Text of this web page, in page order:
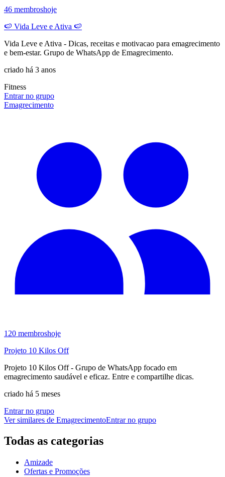
46 membroshoje
🍉 Vida Leve e Ativa 🍉
Vida Leve e Ativa - Dicas, receitas e motivacao para emagrecimento
e bem-estar. Grupo de WhatsApp de Emagrecimento.
criado há 3 anos
Fitness
Entrar no grupo
Emagrecimento
120 membroshoje
Projeto 10 Kilos Off
Projeto 10 Kilos Off - Grupo de WhatsApp focado em
emagrecimento saudável e eficaz. Entre e compartilhe dicas.
criado há 5 meses
Entrar no grupo
Ver similares de EmagrecimentoEntrar no grupo
Todas as categorias
Amizade
Ofertas e Promoções